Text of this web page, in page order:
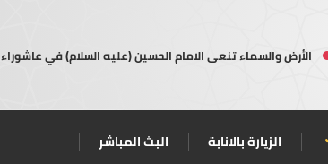
الأرض والسماء تنعى الامام الحسين (عليه السلام) في عاشوراء
الزيارة بالانابة البث المباشر